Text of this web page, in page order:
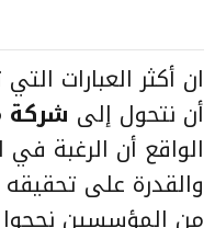
ان أكثر العبارات
أن نتحول إلى
الواقع أن الرغبة
والقدرة على
من المؤسسين